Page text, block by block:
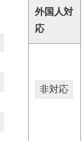
外国人対
応
非対応